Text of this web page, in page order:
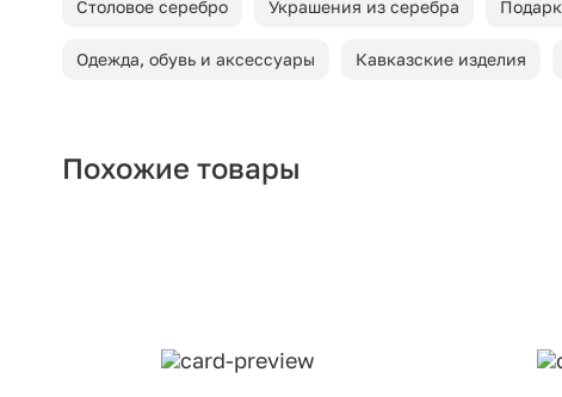
Столовое серебро Украшения из серебра
Одежда, обувь и аксессуары Кавказские изделия
Похожие товары